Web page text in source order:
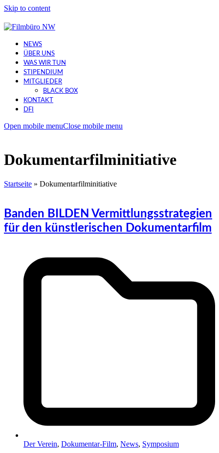
Skip to content
NEWS
ÜBER UNS
WAS WIR TUN
STIPENDIUM
MITGLIEDER
BLACK BOX
KONTAKT
DFI
Open mobile menuClose mobile menu
Dokumentarfilminitiative
Startseite » Dokumentarfilminitiative
Banden BILDEN Vermittlungsstrategien
für den künstlerischen Dokumentarfilm
Der Verein, Dokumentar-Film, News, Symposium